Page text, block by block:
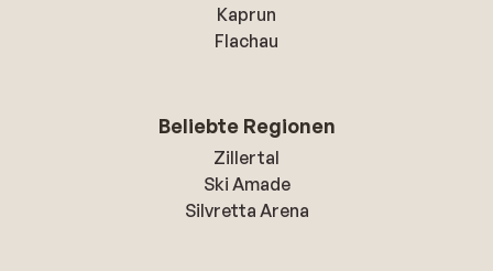
Kaprun
Flachau
Beliebte Regionen
Zillertal
Ski Amade
Silvretta Arena